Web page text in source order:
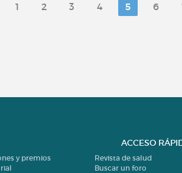
1 2 3 4 5 6
y premios
ACCESO
Revista de salud
Buscar un foro